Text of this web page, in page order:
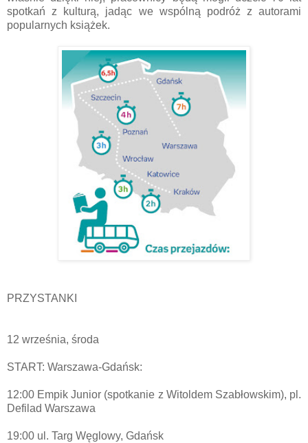
spotkań z kulturą, jadąc we wspólną podróż z autorami
popularnych książek.
PRZYSTANKI
12 września, środa
START: Warszawa-Gdańsk:
12:00 Empik Junior (spotkanie z Witoldem Szabłowskim), pl.
Defilad Warszawa
19:00 ul. Targ Węglowy, Gdańsk